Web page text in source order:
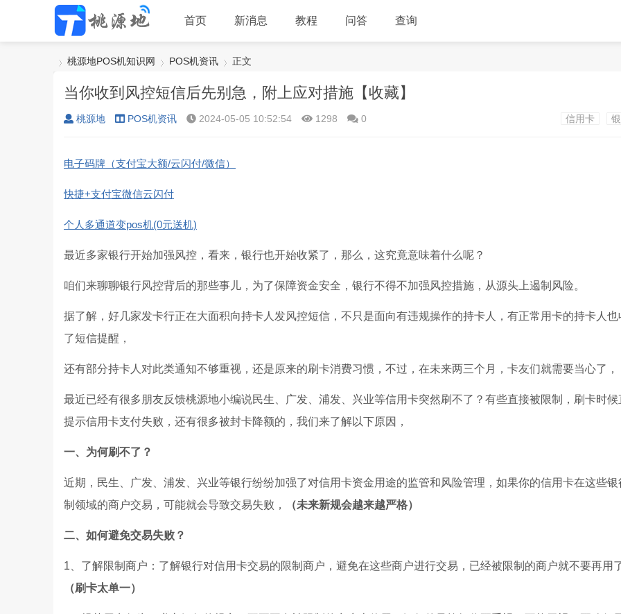
首页 新消息 教程 问答 查询
桃源地POS机知识网
›
POS机资讯
›
正文
当你收到风控短信后先别急，附上应对措施【收藏】
桃源地 POS机资讯 2024-05-05 10:52:54 1298 0 信用卡
电子码牌（支付宝大额/云闪付/微信）
快捷+支付宝微信云闪付
个人多通道变pos机(0元送机)
最近多家银行开始加强风控，看来，银行也开始收紧了，那么，这究竟意味着什么呢？
咱们来聊聊银行风控背后的那些事儿，为了保障资金安全，银行不得不加强风控措施，从源头上遏制风险。
据了解，好几家发卡行正在大面积向持卡人发风控短信，不只是面向有违规操作的持卡人，有正常用卡的持卡人也
了短信提醒，
还有部分持卡人对此类通知不够重视，还是原来的刷卡消费习惯，不过，在未来两三个月，卡友们就需要当心了，
最近已经有很多朋友反馈桃源地小编说民生、广发、浦发、兴业等信用卡突然刷不了？有些直接被限制，刷卡时候
提示信用卡支付失败，还有很多被封卡降额的，我们来了解以下原因，
一、为何刷不了？
近期，民生、广发、浦发、兴业等银行纷纷加强了对信用卡资金用途的监管和风险管理，如果你的信用卡在这些银
制领域的商户交易，可能就会导致交易失败，
（未来新规会越来越严格）
二、如何避免交易失败？
1、了解限制商户：了解银行对信用卡交易的限制商户，避免在这些商户进行交易，已经被限制的商户就不要再用
（刷卡太单一）